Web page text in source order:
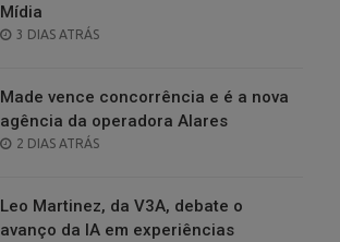
Mídia
POSTED
3 DIAS ATRÁS
Made vence concorrência e é a nova
agência da operadora Alares
POSTED
2 DIAS ATRÁS
Leo Martinez, da V3A, debate o
avanço da IA em experiências